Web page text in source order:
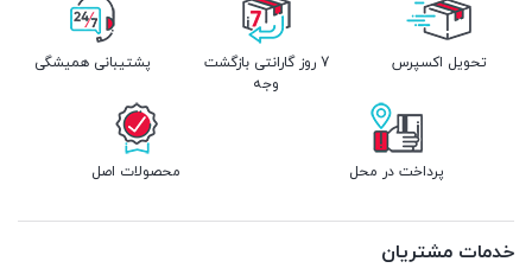
تحویل اکسپرس
7 روز گارانتی بازگشت
وجه
پشتیبانی همیشگی
پرداخت در محل محصولات اصل
خدمات مشتریان